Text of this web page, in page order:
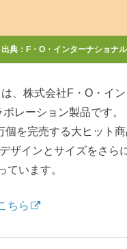
出典： F・O・インターナショナル
は、株式会社F・O・イ
レーション製品です。
個を完売する大ヒット
ザインとサイズをさら
ています。
ちら